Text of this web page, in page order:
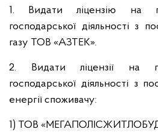
1. Видати ліцензію на
господарської діяльності з
газу ТОВ «АЗТЕК».
2. Видати ліцензії на
господарської діяльності з
енергії споживачу:
1) ТОВ